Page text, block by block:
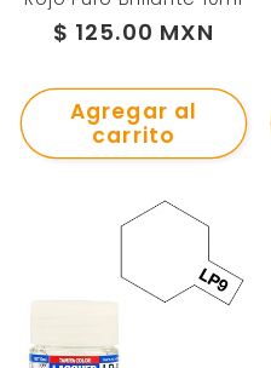
Precio
$ 125.00 MXN
Agregar al
carrito